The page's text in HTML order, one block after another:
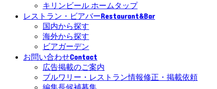
キリンビール ホームタップ
レストラン・ビアバーRestaurant&Bar
国内から探す
海外から探す
ビアガーデン
お問い合わせContact
広告掲載のご案内
ブルワリー・レストラン情報修正・掲載依頼
編集長候補募集